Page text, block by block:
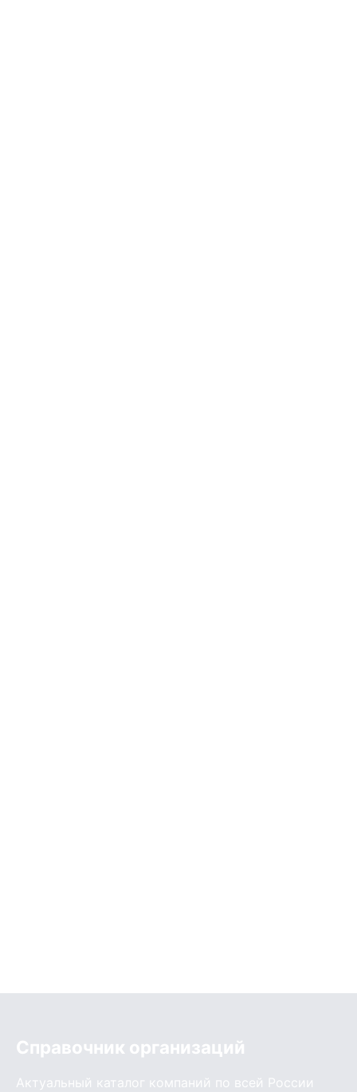
Справочник организаций
Актуальный каталог компаний по всей России